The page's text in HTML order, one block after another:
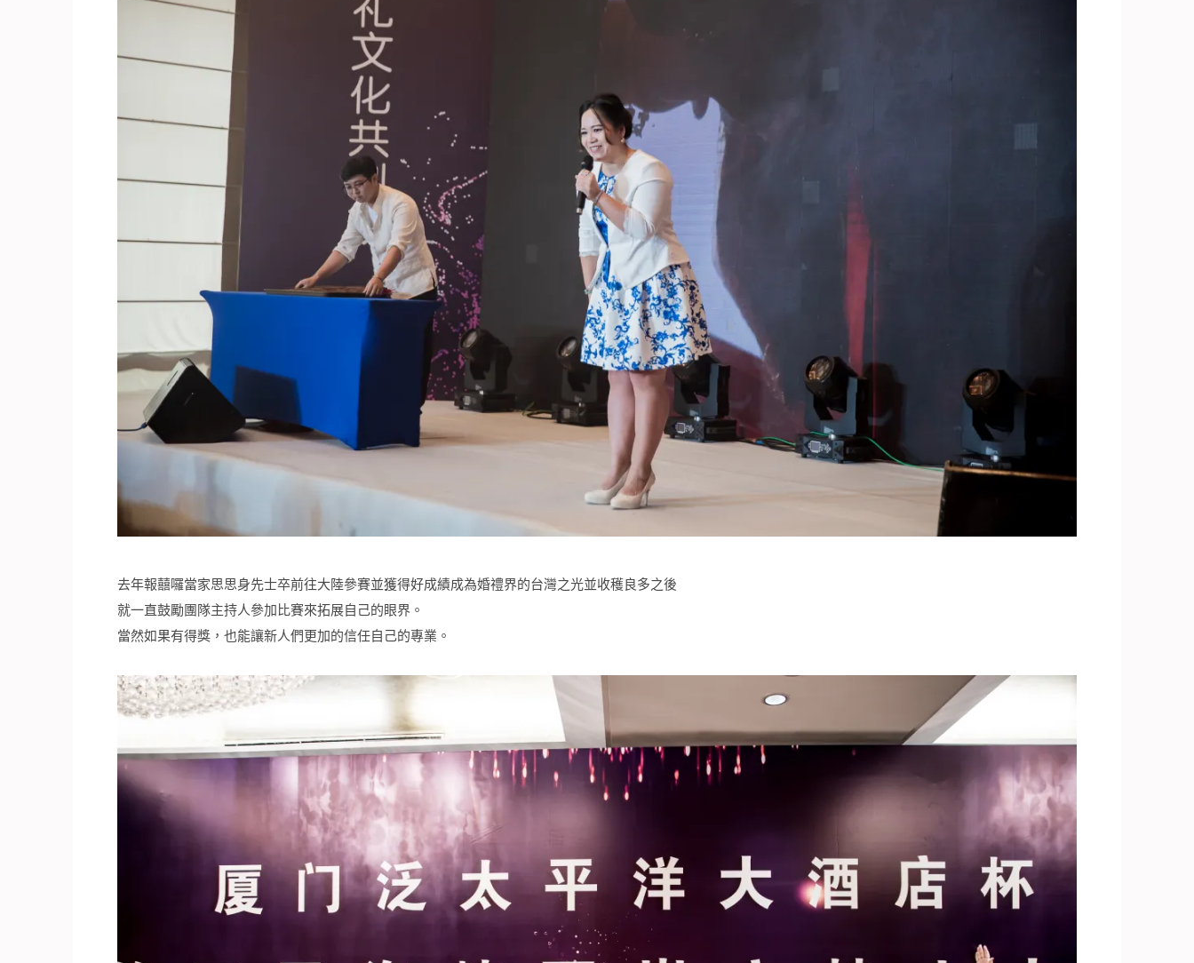
去年報囍囉當家思思身先士卒前往大陸參賽並獲得好成績成為婚禮界的台灣之光並收穫良多之後
就一直鼓勵團隊主持人參加比賽來拓展自己的眼界。
當然如果有得獎，也能讓新人們更加的信任自己的專業。